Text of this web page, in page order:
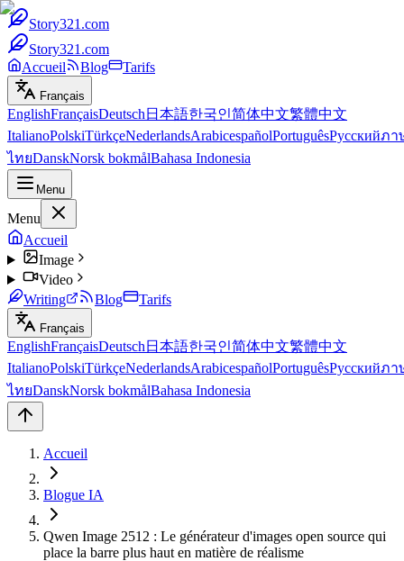
Story321.com
Story321.com
Accueil
Blog Tarifs
Français
EnglishFrançaisDeutsch 日本語한국인简体中文繁體中文
ItalianoPolskiTürkçeNederlandsArabicespañolPortuguêsРусскийภา
ไทยDanskNorsk bokmålBahasa Indonesia
Menu
Menu
Accueil
Image
Video
Writing
Blog Tarifs
Français
EnglishFrançaisDeutsch 日本語한국인简体中文繁體中文
ItalianoPolskiTürkçeNederlandsArabicespañolPortuguêsРусскийภา
ไทยDanskNorsk bokmålBahasa Indonesia
Accueil
Blogue IA
Qwen Image 2512 : Le générateur d'images open source qui
place la barre plus haut en matière de réalisme